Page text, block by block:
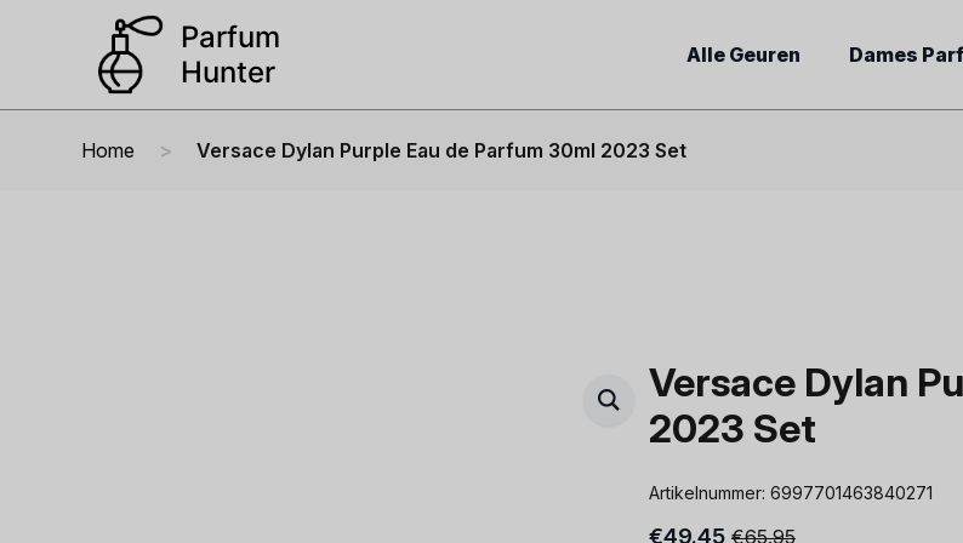
Alle Geuren Dames
Home Versace Dylan Purple Eau de Parfum 30ml 2023 Set
Versace Dylan
2023 Set
Artikelnummer:6997701463840271
€65.95
€49.45